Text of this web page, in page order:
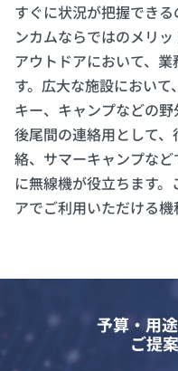
すぐに状況が把握でき
ンカムならではのメリ
アウトドアにおいて、
す。広大な施設におい
キー、キャンプなどの
後尾間の連絡用として
絡、サマーキャンプな
に無線機が役立ちます
アでご利用いただける機
予算・用
ご提